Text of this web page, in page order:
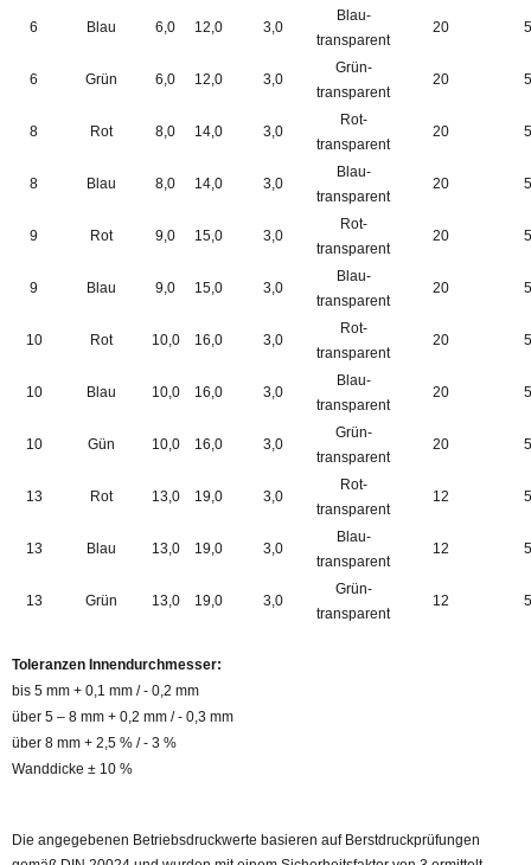
6 Blau 6,0 12,0 3,0
Blau-
transparent
20
6 Grün 6,0 12,0 3,0
Grün-
transparent
20
8 Rot 8,0 14,0 3,0
Rot-
transparent
20
8 Blau 8,0 14,0 3,0
Blau-
transparent
20
9 Rot 9,0 15,0 3,0
Rot-
transparent
20
9 Blau 9,0 15,0 3,0
Blau-
transparent
20
10 Rot 10,0 16,0 3,0
Rot-
transparent
20
10 Blau 10,0 16,0 3,0
Blau-
transparent
20
10 Gün 10,0 16,0 3,0
Grün-
transparent
20
13 Rot 13,0 19,0 3,0
Rot-
transparent
12
13 Blau 13,0 19,0 3,0
Blau-
transparent
12
13 Grün 13,0 19,0 3,0
Grün-
transparent
12
Toleranzen Innendurchmesser:
bis 5 mm + 0,1 mm / - 0,2 mm
über 5 – 8 mm + 0,2 mm / - 0,3 mm
über 8 mm + 2,5 % / - 3 %
Wanddicke ± 10 %
Die angegebenen Betriebsdruckwerte basieren auf Berstdruckprüfungen